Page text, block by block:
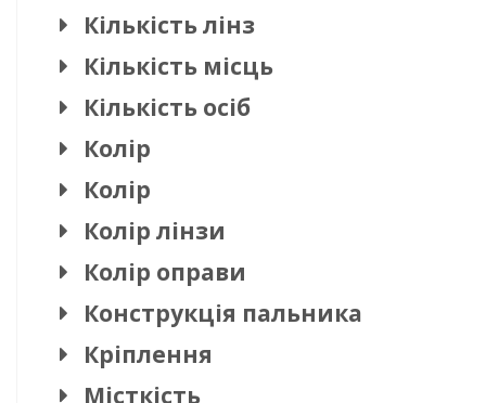
Кількість лінз
Кількість місць
Кількість осіб
Колір
Колір
Колір лінзи
Колір оправи
Конструкція пальника
Кріплення
Місткість